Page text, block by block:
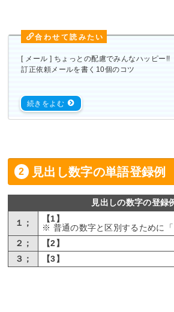
[ メール ] ちょっとの配慮でみんなハッピー!!
訂正依頼メールを書く10個のコツ
見出し数字の単語登録例
見出しの数字の登録
１；
【1】
※ 普通の数字と区別するために
２；
【2】
３；
【3】